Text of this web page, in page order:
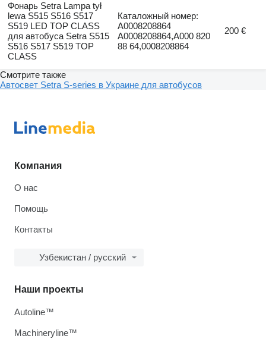
Фонарь Setra Lampa tył
lewa S515 S516 S517
S519 LED TOP CLASS
для автобуса Setra S515
S516 S517 S519 TOP
CLASS
Каталожный номер:
A0008208864
A0008208864,A000 820
88 64,0008208864
200 €
Смотрите также
Автосвет Setra S-series в Украине для автобусов
Компания
О нас
Помощь
Контакты
Узбекистан / русский
Наши проекты
Autoline™
Machineryline™